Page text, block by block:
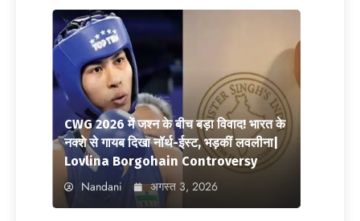
CWG 2026 में जश्न के बीच बड़ा विवाद! भारत के
नक्शे से गायब दिखा नॉर्थ-ईस्ट, भड़कीं लवलीना|
Lovlina Borgohain Controversy
Nandani अगस्त 3, 2026